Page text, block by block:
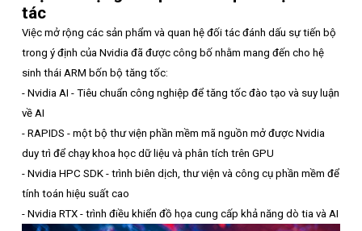
tác
Việc mở rộng các sản phẩm và quan hệ đối tác đánh dấu sự tiến bộ
trong ý định của Nvidia đã được công bố nhằm mang đến cho hệ
sinh thái ARM bốn bộ tăng tốc:
- Nvidia AI - Tiêu chuẩn công nghiệp để tăng tốc đào tạo và suy luận
về AI
- RAPIDS - một bộ thư viện phần mềm mã nguồn mở được Nvidia
duy trì để chạy khoa học dữ liệu và phân tích trên GPU
- Nvidia HPC SDK - trình biên dịch, thư viện và công cụ phần mềm để
tính toán hiệu suất cao
- Nvidia RTX - trình điều khiển đồ họa cung cấp khả năng dò tia và AI